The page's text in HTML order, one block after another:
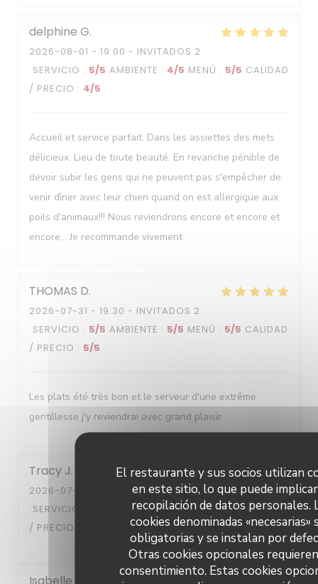
El restaurante y sus socios utilizan
en este sitio, lo que puede
recopilación de datos personales.
cookies denominadas «necesarias»
obligatorias y se instalan por
Otras cookies opcionales
consentimiento. Estas cookies
delphine G
2026-08-01 - 19:00 - INVITADOS 2
SERVICIO : 5/5 AMBIENTE : 4/5 MENÚ : 5/5 CALIDAD
/ PRECIO : 4/5
Accueil et service parfait. Dans les assiettes des mets
délicieux. Lieu de toute beauté. En revanche pénible de
devoir subir les gens qui ne peuvent pas s'empêcher de
venir dîner avec leur chien quand on est allergique aux
poils d'animaux!!! Nous reviendrons encore et encore et
encore... Je recommande vivement
THOMAS D
2026-07-31 - 19:30 - INVITADOS 2
SERVICIO : 5/5 AMBIENTE : 5/5 MENÚ : 5/5 CALIDAD
/ PRECIO : 5/5
Les plats été très bon et le serveur d'une extrême
gentillesse j'y reviendrai avec grand plaisir
Tracy J
2026-07-28
- 13:00 - INVITADOS 2
SERVICIO
AMBIENTE: 5/5 MENÚ: 5/5 CALIDAD
/ PRECIO